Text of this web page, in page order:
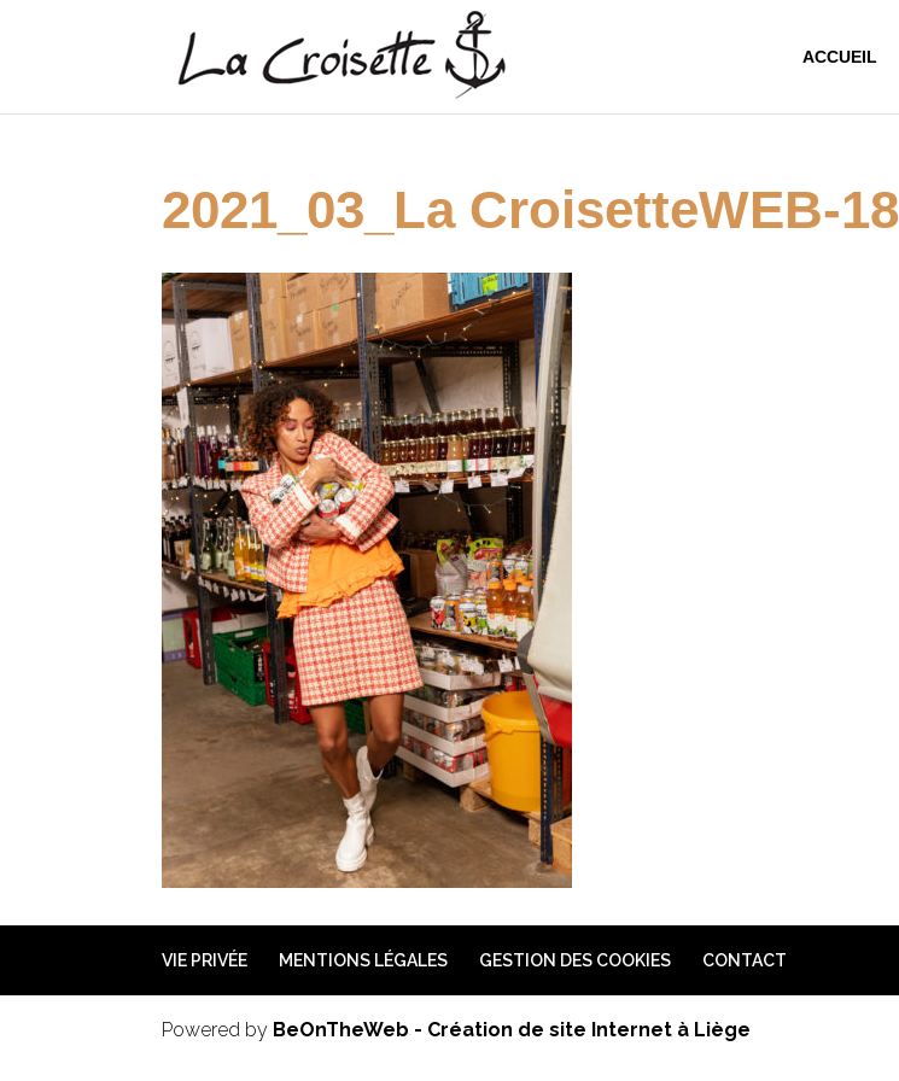
ACCUEIL
2021_03_La CroisetteWEB-18
VIE PRIVÉE MENTIONS LÉGALES GESTION DES COOKIES CONTACT
Powered by BeOnTheWeb - Création de site Internet à Liège